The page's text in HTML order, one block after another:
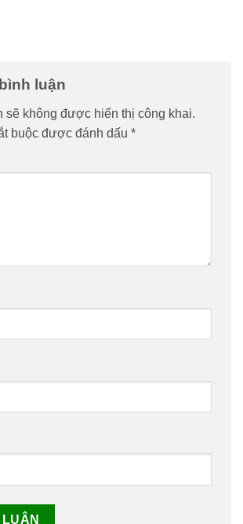
luận
sẽ không được hiển thị công khai.
buộc được đánh dấu *